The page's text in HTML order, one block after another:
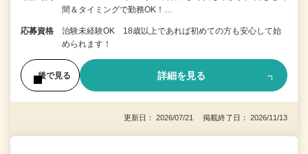
間＆タイミングで勤務OK！…
応募資格
治験未経験OK 18歳以上であれば初めての方も安心して始
められます！
後で見る 詳細を見る
更新日： 2026/07/21 掲載終了日： 2026/11/13